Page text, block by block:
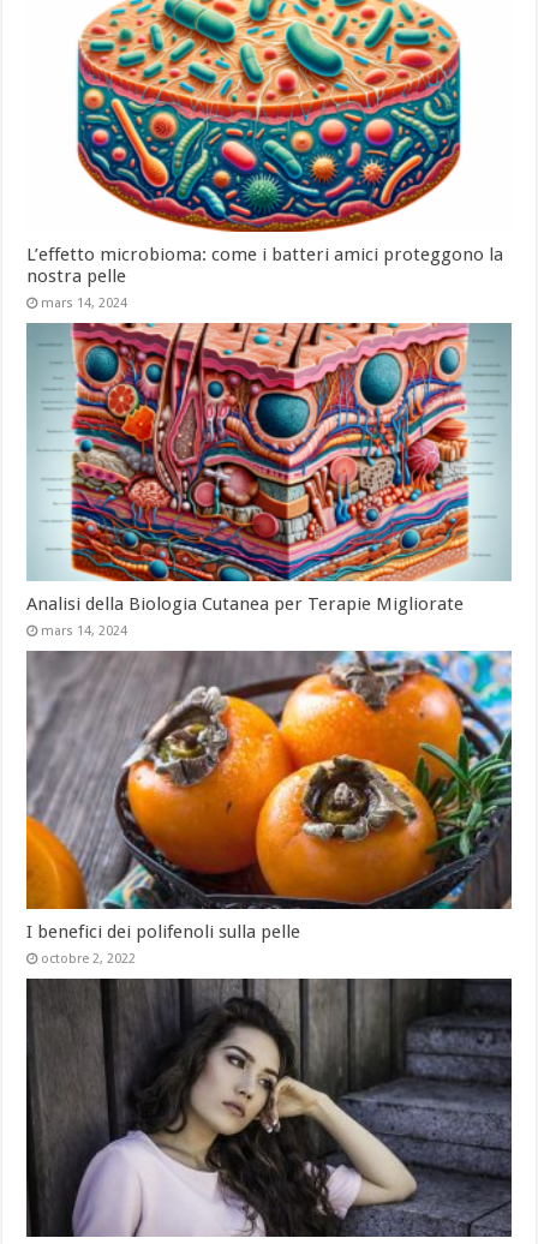
L’effetto microbioma: come i batteri amici proteggono la
nostra pelle
mars 14, 2024
Analisi della Biologia Cutanea per Terapie Migliorate
mars 14, 2024
I benefici dei polifenoli sulla pelle
octobre 2, 2022